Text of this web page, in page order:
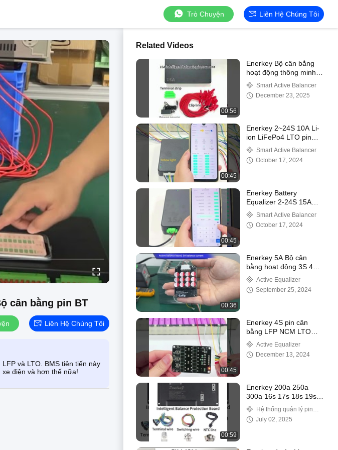
Trò Chuyện Liên Hệ Chúng Tôi
cân bằng pin BT
Liên Hệ Chúng Tôi
và LTO. BMS tiên tiến này
điện và hơn thế nữa!
Related Videos
00:56
Enerkey Bộ cân bằng
hoạt động thông minh
15A mới nhất dành cho
2S-24S Lifepo4 / Li-
ion/Lto
Smart Active Balancer
December 23, 2025
00:45
Enerkey 2~24S 10A Li-
ion LiFePo4 LTO pin
Smart Active Balancer
IOS Android
Smart Active Balancer
October 17, 2024
00:45
Enerkey Battery
Equalizer 2-24S 15A
Chế độ cân bằng tích
cực thông minh cho pin
lithium
Smart Active Balancer
October 17, 2024
00:36
Enerkey 5A Bộ cân
bằng hoạt động 3S 4S
5S 6S 7S 8S 14S 16S
21S Bộ cân bằng Li-ion
Lifepo4 LTO Pin Bala
Active Equalizer
September 25, 2024
00:45
Enerkey 4S pin cân
bằng LFP NCM LTO
5.5A pin tích cực cân
bằng
Active Equalizer
December 13, 2024
00:59
Enerkey 200a 250a
300a 16s 17s 18s 19s
20s 21s 22s 23s 24s
1A-8A Bộ cân bằng chủ
động thông minh bms
Hệ thống quản lý pin
thông minh, cân bằng chủ
July 02, 2025